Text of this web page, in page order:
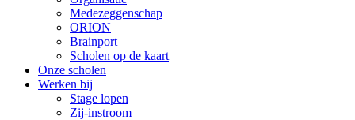
Medezeggenschap
ORION
Brainport
Scholen op de kaart
Onze scholen
Werken bij
Stage lopen
Zij-instroom